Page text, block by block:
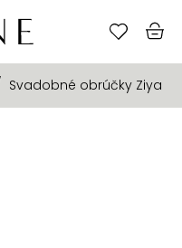
Svadobné obrúčky Ziya